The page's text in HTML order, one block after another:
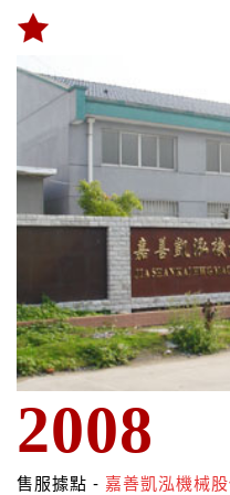
2008
售服據點 - 嘉善凱泓機械